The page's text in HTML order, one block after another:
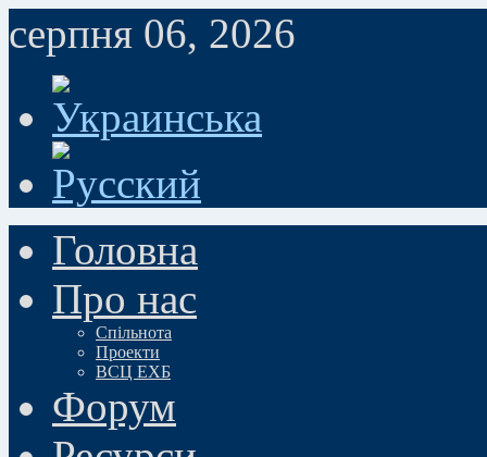
серпня 06, 2026
Головна
Про нас
Спільнота
Проекти
ВСЦ ЕХБ
Форум